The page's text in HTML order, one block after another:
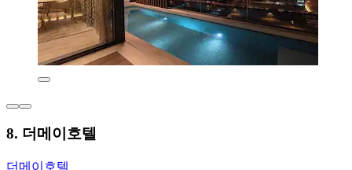
8. 더메이호텔
더메이호텔